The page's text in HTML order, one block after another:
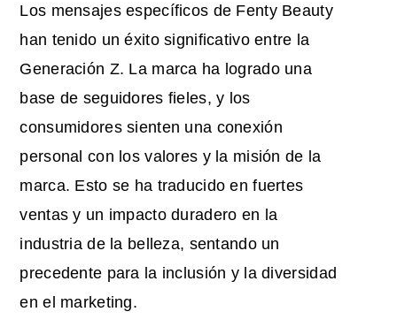
Los mensajes específicos de Fenty Beauty
han tenido un éxito significativo entre la
Generación Z. La marca ha logrado una
base de seguidores fieles, y los
consumidores sienten una conexión
personal con los valores y la misión de la
marca. Esto se ha traducido en fuertes
ventas y un impacto duradero en la
industria de la belleza, sentando un
precedente para la inclusión y la diversidad
en el marketing.